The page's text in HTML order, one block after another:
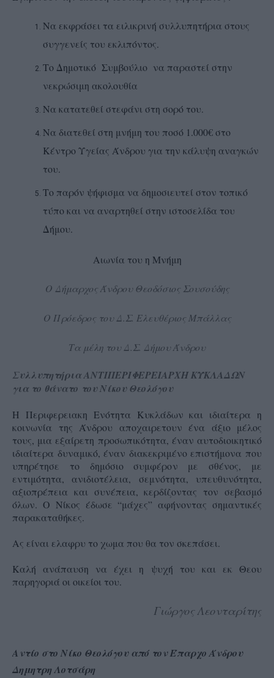
Να εκφράσει τα ειλικρινή συλλυπητήρια στους
συγγενείς του εκλιπόντος.
Το Δημοτικό Συμβούλιο να παραστεί στην
νεκρώσιμη ακολουθία
Να κατατεθεί στεφάνι στη σορό του.
Να διατεθεί στη μνήμη του ποσό 1.000€ στο
Κέντρο Υγείας Άνδρου για την κάλυψη αναγκών
του.
Το παρόν ψήφισμα να δημοσιευτεί στον τοπικό
τύπο και να αναρτηθεί στην ιστοσελίδα του
Δήμου.
Αιωνία του η Μνήμη
Ο Δήμαρχος Άνδρου Θεοδόσιος Σουσούδης
Ο Πρόεδρος του Δ.Σ. Ελευθέριος Μπάλλας
Τα μέλη του Δ.Σ. Δήμου Άνδρου
Συλλυπητήρια ΑΝΤΙΠΕΡΙΦΕΡΕΙΑΡΧΗ ΚΥΚΛΑΔΩΝ
για το θάνατο του Νίκου Θεολόγου
Η Περιφερειακη Ενότητα Κυκλάδων και ιδιαίτερα η
κοινωνία της Άνδρου αποχαιρετουν ένα άξιο μέλος
τους, μια εξαίρετη προσωπικότητα, έναν αυτοδιοικητικό
ιδιαίτερα δυναμικό, έναν διακεκριμένο επιστήμονα που
υπηρέτησε το δημόσιο συμφέρον με σθένος, με
εντιμότητα, ανιδιοτέλεια, σεμνότητα, υπευθυνότητα,
αξιοπρέπεια και συνέπεια, κερδίζοντας τον σεβασμό
όλων. Ο Νίκος έδωσε “μάχες” αφήνοντας σημαντικές
παρακαταθήκες.
Ας είναι ελαφρυ το χωμα που θα τον σκεπάσει.
Kαλή ανάπαυση να έχει η ψυχή του και εκ Θεου
παρηγοριά οι οικείοι του.
Γιώργος Λεονταρίτης
Aντίο στο Νίκο Θεολόγου από τον Έπαρχο Άνδρου
Δημητρη Λοτσάρη